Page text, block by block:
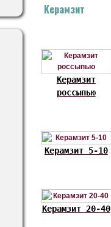
Керамзит
Керамзит
россыпью
Керамзит 5-10
Керамзит 20-40